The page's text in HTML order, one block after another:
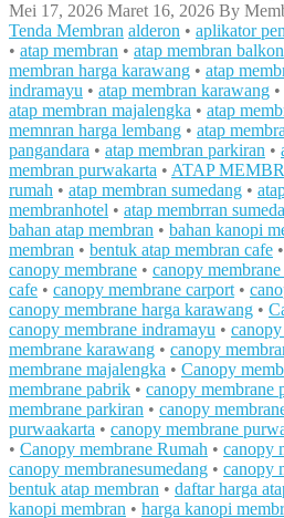
Mei 17, 2026 Maret 16, 2026 By
Tenda Membran alderon • aplikator
• atap membran • atap membran balkon
membran harga karawang • atap
indramayu • atap membran karawang •
atap membran majalengka • atap
memnran harga lembang • atap
pangandara • atap membran parkiran •
membran purwakarta • ATAP
rumah • atap membran sumedang •
membranhotel • atap membrran
bahan atap membran • bahan kanopi
membran • bentuk atap membran cafe •
canopy membrane • canopy
cafe • canopy membrane carport•
canopy membrane harga karawang •
canopy membrane indramayu •
membrane karawang • canopy
membrane majalengka • Canopy
membrane pabrik • canopy membrane
membrane parkiran • canopy
purwaakarta • canopy membrane
• Canopy membrane Rumah • canopy
canopy membranesumedang • canopy
bentuk atap membran • daftar harga
kanopi membran • harga kanopi